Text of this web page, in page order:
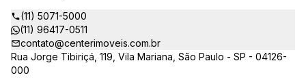
Administração de Imóveis Residenciais e Comerciais de São
Paulo (SECOVI).
(11) 5071-5000
(11) 96417-0511
contato@centerimoveis.com.br
Rua Jorge Tibiriçá, 119, Vila Mariana, São Paulo - SP - 04126-
000